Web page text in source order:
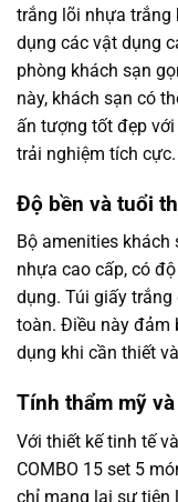
trắng lõi nhựa trắng
dụng các vật dụng
phòng khách sạn
này, khách sạn có
ấn tượng tốt đẹp
trải nghiệm tích cực.
Độ bền và tuổi
Bộ amenities
nhựa cao cấp, có
dụng. Túi giấy
toàn. Điều này đảm
dụng khi cần thiết
Tính thẩm mỹ
Với thiết kế tinh tế
COMBO 15 set 5
chỉ mang lại sự tiện